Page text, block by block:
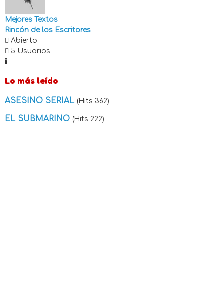
Mejores Textos
Rincón de los Escritores
Abierto
5 Usuarios
Lo más leído
ASESINO SERIAL (Hits 362)
EL SUBMARINO (Hits 222)